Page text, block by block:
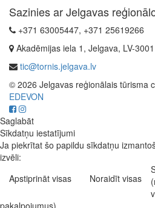
Sazinies ar Jelgavas
+371 63005447, +371 25619266
Akadēmijas iela 1, Jelgava, LV-3001
tic@tornis.jelgava.lv
© 2026 Jelgavas reģionālais tūrisma
EDEVON
Saglabāt
Sīkdatņu iestatījumi
Ja piekrītat šo papildu sīkdatņu
izvēli:
Apstiprināt visas
Noraidīt visas
pakalpojumus)